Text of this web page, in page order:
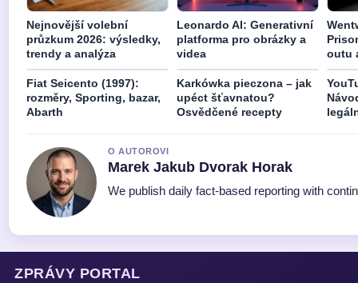
Nejnovější volební
průzkum 2026: výsledky,
trendy a analýza
Leonardo AI: Generativní
platforma pro obrázky a
videa
outu
Fiat Seicento (1997):
rozměry, Sporting, bazar,
Abarth
Karkówka pieczona – jak
upéct šťavnatou?
Osvědčené recepty
O AUTOROVI
Marek Jakub Dvorak Horak
We publish daily fact-based reporting with
ZPRÁVY PORTAL